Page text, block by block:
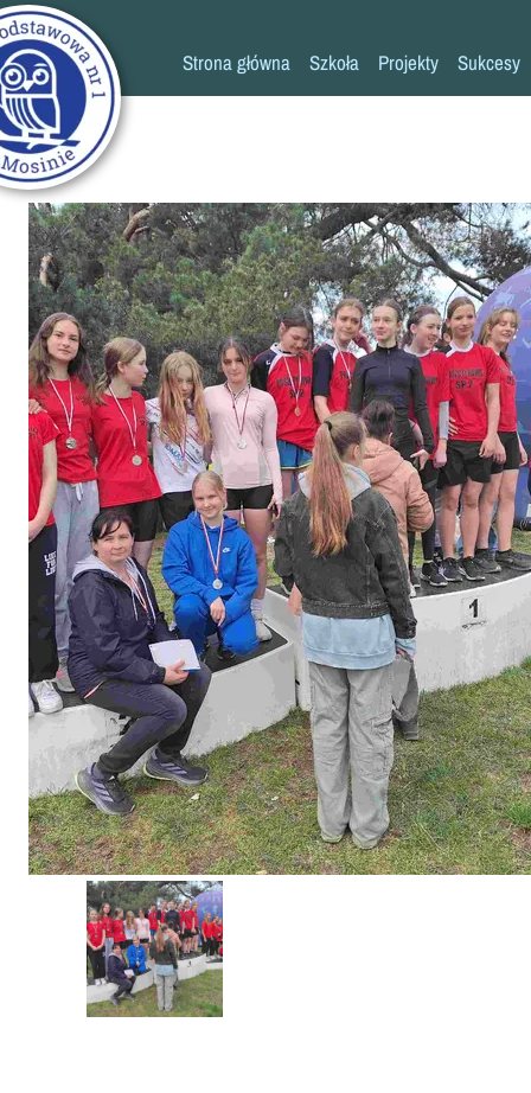
Strona główna Szkoła
Historia szkoły
Pedagog
Pielęgniarka
Rada rodziców
Biblioteka
Stołówka
Świetlica
Kronika
Projekty
Erasmus+ Przez
Erasmus+ Mózgi w
Sukcesy